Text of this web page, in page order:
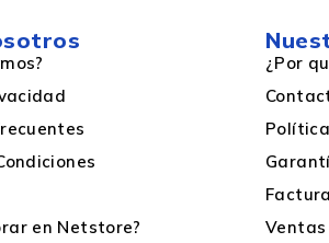
IEEE 802.11a,IEEE
en Netstore?
¿Por
Ventas